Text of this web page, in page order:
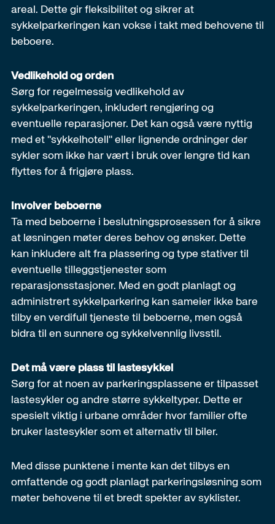
areal. Dette gir fleksibilitet og sikrer at
sykkelparkeringen kan vokse i takt med behovene til
beboere.
Vedlikehold og orden
Sørg for regelmessig vedlikehold av
sykkelparkeringen, inkludert rengjøring og
eventuelle reparasjoner. Det kan også være nyttig
med et "sykkelhotell" eller lignende ordninger der
sykler som ikke har vært i bruk over lengre tid kan
flyttes for å frigjøre plass.
Involver beboerne
Ta med beboerne i beslutningsprosessen for å sikre
at løsningen møter deres behov og ønsker. Dette
kan inkludere alt fra plassering og type stativer til
eventuelle tilleggstjenester som
reparasjonsstasjoner. Med en godt planlagt og
administrert sykkelparkering kan sameier ikke bare
tilby en verdifull tjeneste til beboerne, men også
bidra til en sunnere og sykkelvennlig livsstil.
Det må være plass til lastesykkel
Sørg for at noen av parkeringsplassene er tilpasset
lastesykler og andre større sykkeltyper. Dette er
spesielt viktig i urbane områder hvor familier ofte
bruker lastesykler som et alternativ til biler.
Med disse punktene i mente kan det tilbys en
omfattende og godt planlagt parkeringsløsning som
møter behovene til et bredt spekter av syklister.